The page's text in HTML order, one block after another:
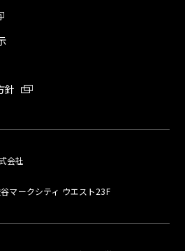
針
会社
マークシティ ウエスト23F